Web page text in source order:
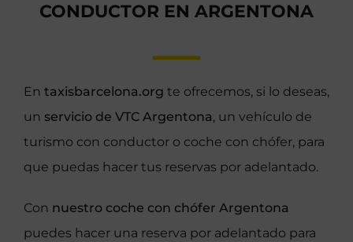
CONDUCTOR EN ARGENTONA
En taxisbarcelona.org te ofrecemos, si lo deseas,
un servicio de VTC Argentona, un vehículo de
turismo con conductor o coche con chófer, para
que puedas hacer tus reservas por adelantado.
Con nuestro coche con chófer Argentona
puedes hacer una reserva por adelantado para